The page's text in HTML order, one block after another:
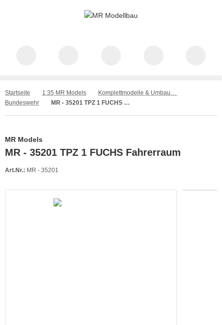
Startseite 1:35 MR Models
Komplettmodelle & Umbausätze
Bundeswehr
MR - 35201 TPZ 1 FUCHS Fahrerraum
MR Models
MR - 35201 TPZ 1 FUCHS Fahrerraum
Art.Nr.: MR - 35201